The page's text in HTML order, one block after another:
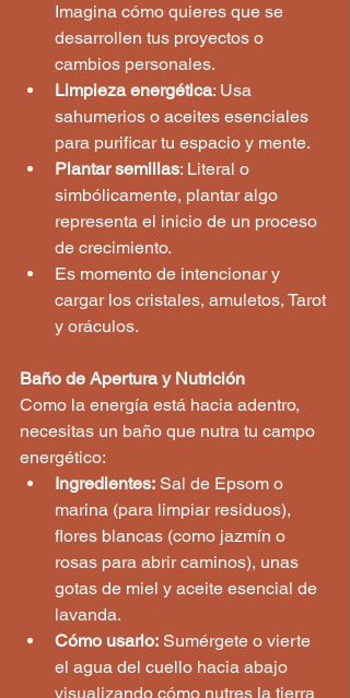
Imagina cómo quieres que se
desarrollen tus proyectos o
cambios personales.
Limpieza energética: Usa
sahumerios o aceites esenciales
para purificar tu espacio y mente.
Plantar semillas: Literal o
simbólicamente, plantar algo
representa el inicio de un proceso
de crecimiento.
Es momento de intencionar y
cargar los cristales, amuletos, Tarot
y oráculos.
Baño de Apertura y Nutrición
Como la energía está hacia adentro,
necesitas un baño que nutra tu campo
energético:
Ingredientes: Sal de Epsom o
marina (para limpiar residuos),
flores blancas (como jazmín o
rosas para abrir caminos), unas
gotas de miel y aceite esencial de
lavanda.
Cómo usarlo: Sumérgete o vierte
el agua del cuello hacia abajo
visualizando cómo nutres la tierra